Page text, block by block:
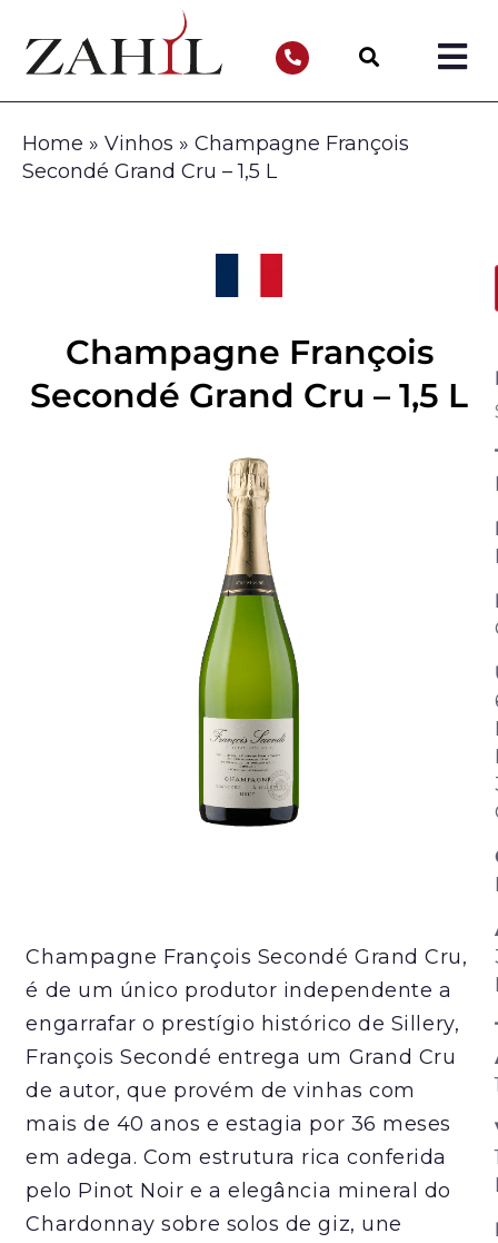
Home » Vinhos » Champagne François
Secondé Grand Cru – 1,5 L
Champagne François
Secondé Grand Cru – 1,5 L
Champagne François Secondé Grand Cru,
é de um único produtor independente a
engarrafar o prestígio histórico de Sillery,
François Secondé entrega um Grand Cru
de autor, que provém de vinhas com
mais de 40 anos e estagia por 36 meses
em adega. Com estrutura rica conferida
pelo Pinot Noir e a elegância mineral do
Chardonnay sobre solos de giz, une